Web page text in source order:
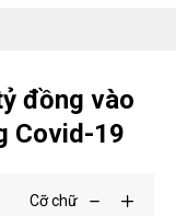
đồng vào
Covid-19
Cỡ chữ